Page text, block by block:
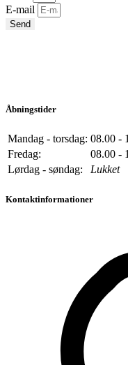
E-mail
Send
Åbningstider
Mandag - torsdag: 08.00 -
Fredag:
08.00 -
Lørdag - søndag:
Lukket
Kontaktinformationer